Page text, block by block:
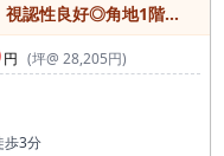
良好◎角地1階路面物件！
円 (坪@ 28,205円)
歩3分